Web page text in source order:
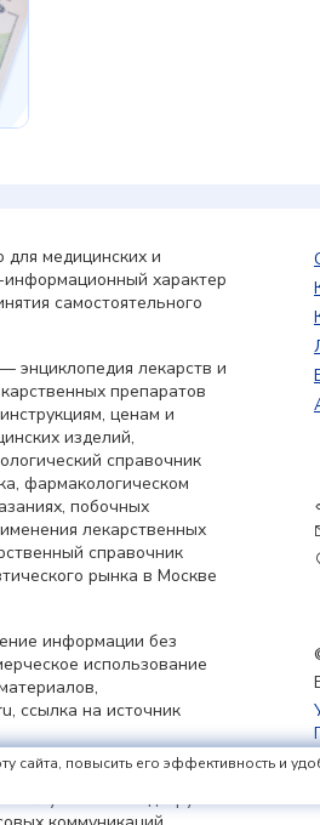
медицинских и
информационный характер
самостоятельного
энциклопедия лекарств и
препаратов
ценам и
изделий,
справочник
фармакологическом
побочных
лекарственных
справочник
рынка в Москве
информации без
использование
ссылка на источник
России РЛС» (доменное
сайта, повысить его эффективность и